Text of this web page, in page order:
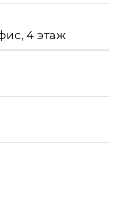
4 этаж